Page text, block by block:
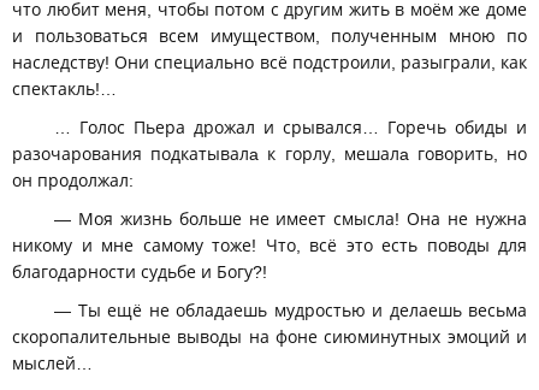
что любит меня, чтобы потом с другим жить в моём же доме
и пользоваться всем имуществом, полученным мною по
наследству! Они специально всё подстроили, разыграли, как
спектакль!…
… Голос Пьера дрожал и срывался… Горечь обиды и
разочарования подкатывалa к горлу, мешалa говорить, но
он продолжал:
— Моя жизнь больше не имеет смысла! Она не нужна
никому и мне самому тоже! Что, всё это есть поводы для
благодарности судьбе и Богу?!
— Ты ещё не обладаешь мудростью и делаешь весьма
скоропалительные выводы на фоне сиюминутных эмоций и
мыслей…